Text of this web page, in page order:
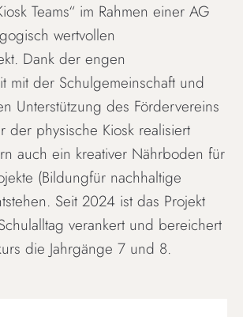
Teams“ im Rahmen einer AG
wertvollen
Dank der engen
mit der Schulgemeinschaft und
Unterstützung des Fördervereins
der physische Kiosk realisiert
auch ein kreativer Nährboden für
(Bildungfür nachhaltige
Seit 2024 ist das Projekt
verankert und bereichert
die Jahrgänge 7 und 8.